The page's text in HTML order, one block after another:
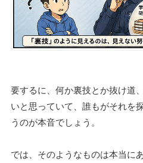
要するに、何か裏技とか抜け道
いと思っていて、誰もがそれを
うのが本音でしょう。
では、そのようなものは本当